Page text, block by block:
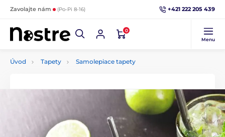
Zavolajte nám (Po-Pi 8-16) +421 222 205 439
0
Menu
Úvod Tapety Samolepiace tapety